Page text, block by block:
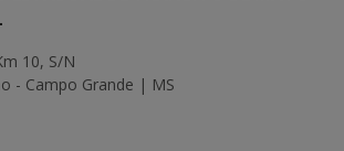
10, S/N
- Campo Grande | MS